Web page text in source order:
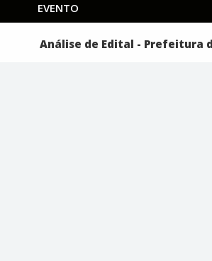
EVENTO
Análise de Edital - Prefeitura